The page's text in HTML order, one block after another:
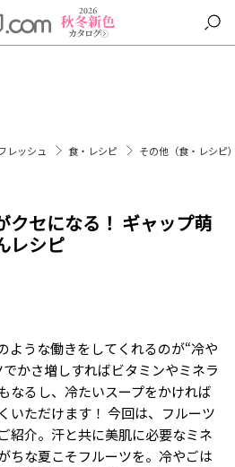
レッシュ 食・レシピ その他（食・レシピ
クセになる！ ギャップ萌
レシピ
ような働きをしてくれるのが“冷や
かさ増しすればビタミンやミネラ
なるし、冷たいスープをかければ
いただけます！ 今回は、フルーツ
紹介。汗と共に美肌に必要なミネ
ちな夏こそフルーツを。冷やごは